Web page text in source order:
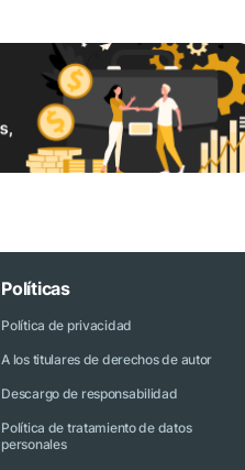
Políticas
Política de privacidad
A los titulares de derechos de autor
Descargo de responsabilidad
Política de tratamiento de datos
personales